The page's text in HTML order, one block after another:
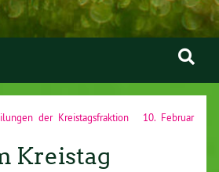
der Kreistagsfraktion
10. Februar
Kreistag